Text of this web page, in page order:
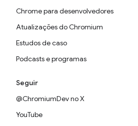
Chrome para desenvolvedores
Atualizações do Chromium
Estudos de caso
Podcasts e programas
Seguir
@ChromiumDev no X
YouTube